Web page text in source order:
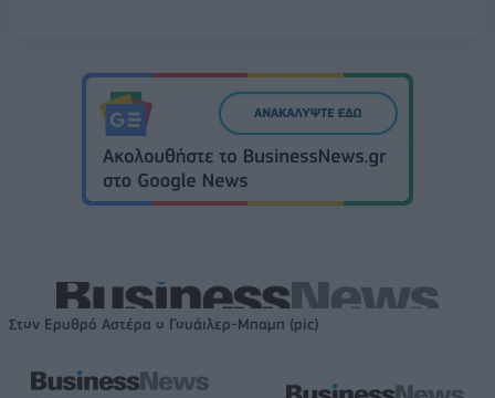
Στον Ερυθρό Αστέρα ο Γουάιλερ-Μπαμπ (pic)